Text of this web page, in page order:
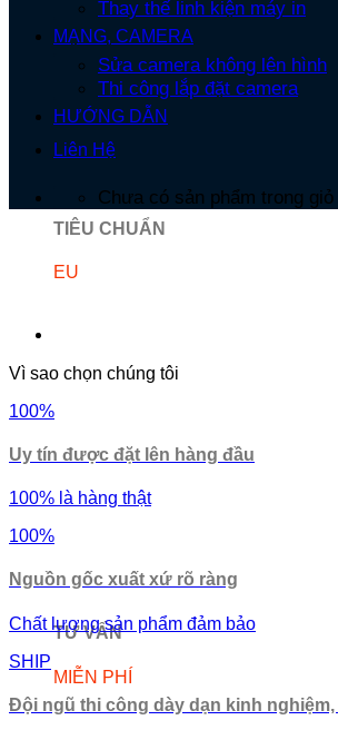
TIÊU CHUẨN
EU
TƯ VẤN
MIỄN PHÍ
Thay thế linh kiện máy in
MẠNG, CAMERA
Sửa camera không lên hình
Thi công lắp đặt camera
HƯỚNG DẪN
Liên Hệ
Chưa có sản phẩm trong giỏ
Vì sao chọn chúng tôi
100%
Uy tín được đặt lên hàng đầu
100% là hàng thật
100%
Nguồn gốc xuất xứ rõ ràng
Chất lượng sản phẩm đảm bảo
SHIP
Đội ngũ thi công dày dạn kinh